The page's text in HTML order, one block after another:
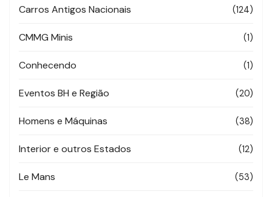
Carros Antigos Nacionais (124)
CMMG Minis (1)
Conhecendo (1)
Eventos BH e Região (20)
Homens e Máquinas (38)
Interior e outros Estados (12)
Le Mans (53)